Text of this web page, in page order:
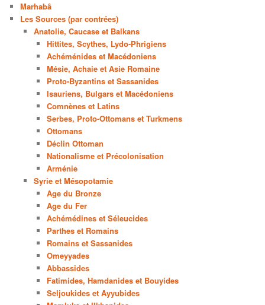
Marhabâ
Les Sources (par contrées)
Anatolie, Caucase et Balkans
Hittites, Scythes, Lydo-Phrigiens
Achéménides et Macédoniens
Mésie, Achaie et Asie Romaine
Proto-Byzantins et Sassanides
Isauriens, Bulgars et Macédoniens
Comnènes et Latins
Serbes, Proto-Ottomans et Turkmens
Ottomans
Déclin Ottoman
Nationalisme et Précolonisation
Arménie
Syrie et Mésopotamie
Age du Bronze
Age du Fer
Achémédines et Séleucides
Parthes et Romains
Romains et Sassanides
Omeyyades
Abbassides
Fatimides, Hamdanides et Bouyides
Seljoukides et Ayyubides